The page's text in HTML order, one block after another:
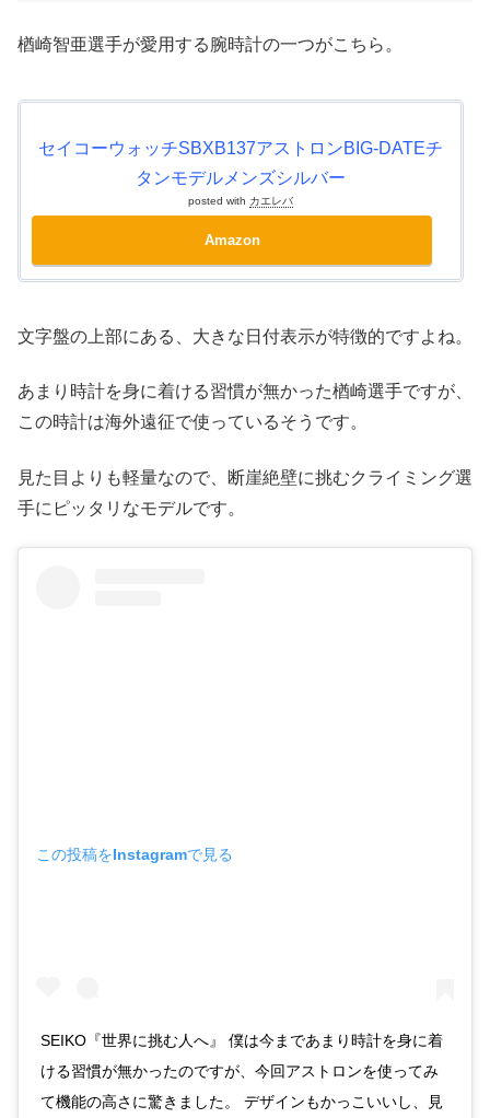
楢崎智亜選手が愛用する腕時計の一つがこちら。
セイコーウォッチSBXB137アストロンBIG-DATEチ
タンモデルメンズシルバー
posted with カエレバ
Amazon
文字盤の上部にある、大きな日付表示が特徴的ですよね。
あまり時計を身に着ける習慣が無かった楢崎選手ですが、
この時計は海外遠征で使っているそうです。
見た目よりも軽量なので、断崖絶壁に挑むクライミング選
手にピッタリなモデルです。
この投稿をInstagramで見る
SEIKO『世界に挑む人へ』 僕は今まであまり時計を身に着
ける習慣が無かったのですが、今回アストロンを使ってみ
て機能の高さに驚きました。 デザインもかっこいいし、見